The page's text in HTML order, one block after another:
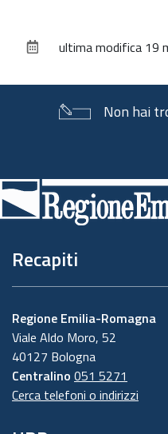
documentoultima modifica 19
Non hai
di
pagina
Recapiti
Regione Emilia-Romagna
Viale Aldo Moro, 52
40127 Bologna
Centralino 051 5271
Cerca telefoni o indirizzi